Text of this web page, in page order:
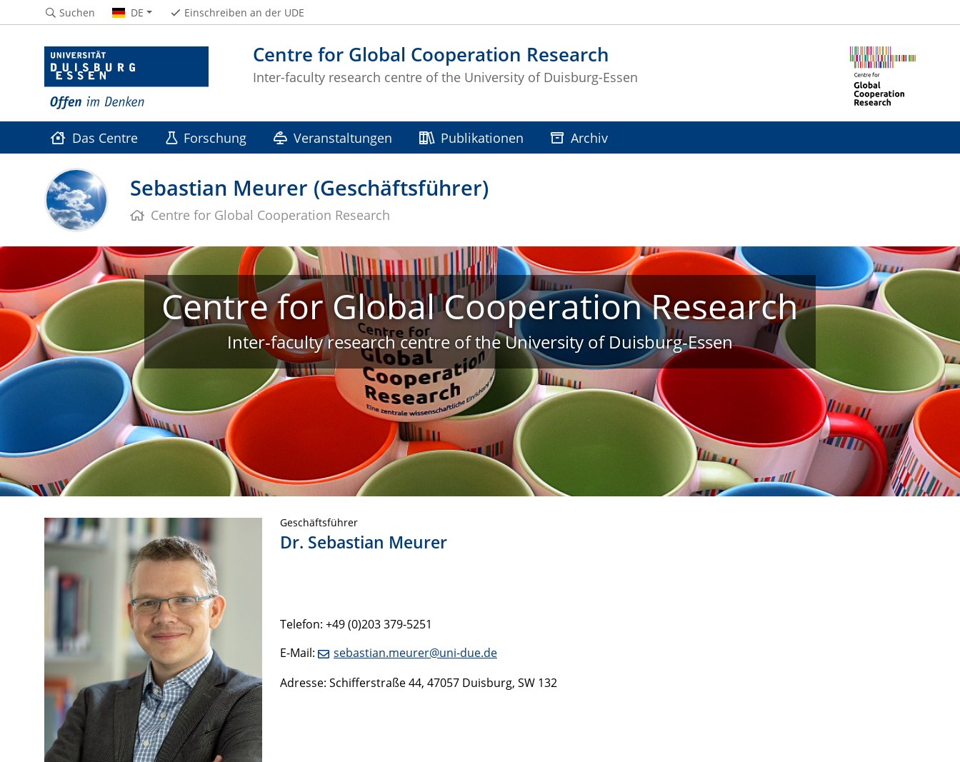
Centre for Global Cooperation Research
Inter-faculty research centre of the University of Duisburg-Essen
Suchen DE Einschreiben an der UDE
Das Centre Forschung Veranstaltungen Publikationen Archiv
Sebastian Meurer (Geschäftsführer)
Centre for Global Cooperation Research
Centre for Global Cooperation Research
Inter-faculty research centre of the University of Duisburg-Essen
Geschäftsführer
Dr. Sebastian Meurer
Telefon: +49 (0)203 379-5251
E-Mail:
sebastian.meurer@uni-due.de
Adresse: Schifferstraße 44, 47057 Duisburg, SW 132